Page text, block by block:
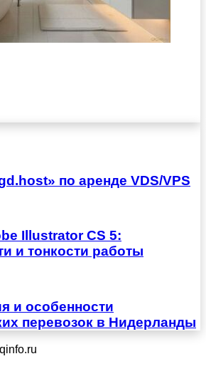
по аренде VDS/VPS
Illustrator CS 5:
и тонкости работы
и особенности
перевозок в Нидерланды